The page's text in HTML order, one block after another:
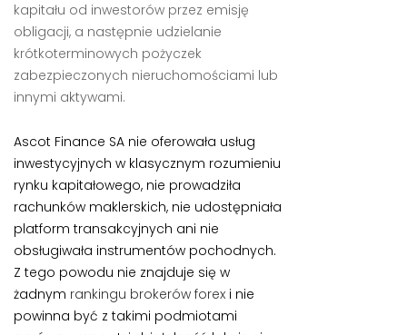
kapitału od inwestorów przez emisję
obligacji, a następnie udzielanie
krótkoterminowych pożyczek
zabezpieczonych nieruchomościami lub
innymi aktywami.
Ascot Finance SA nie oferowała usług
inwestycyjnych w klasycznym rozumieniu
rynku kapitałowego, nie prowadziła
rachunków maklerskich, nie udostępniała
platform transakcyjnych ani nie
obsługiwała instrumentów pochodnych.
Z tego powodu nie znajduje się w
żadnym rankingu brokerów forex i nie
powinna być z takimi podmiotami